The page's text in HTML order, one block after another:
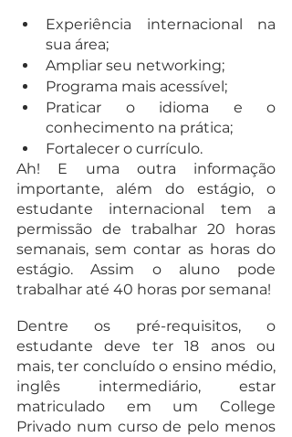
Experiência internacional na
sua área;
Ampliar seu networking;
Programa mais acessível;
Praticar o idioma e o
conhecimento na prática;
Fortalecer o currículo.
Ah! E uma outra informação
importante, além do estágio, o
estudante internacional tem a
permissão de trabalhar 20 horas
semanais, sem contar as horas do
estágio. Assim o aluno pode
trabalhar até 40 horas por semana!
Dentre os pré-requisitos, o
estudante deve ter 18 anos ou
mais, ter concluído o ensino médio,
inglês intermediário, estar
matriculado em um College
Privado num curso de pelo menos